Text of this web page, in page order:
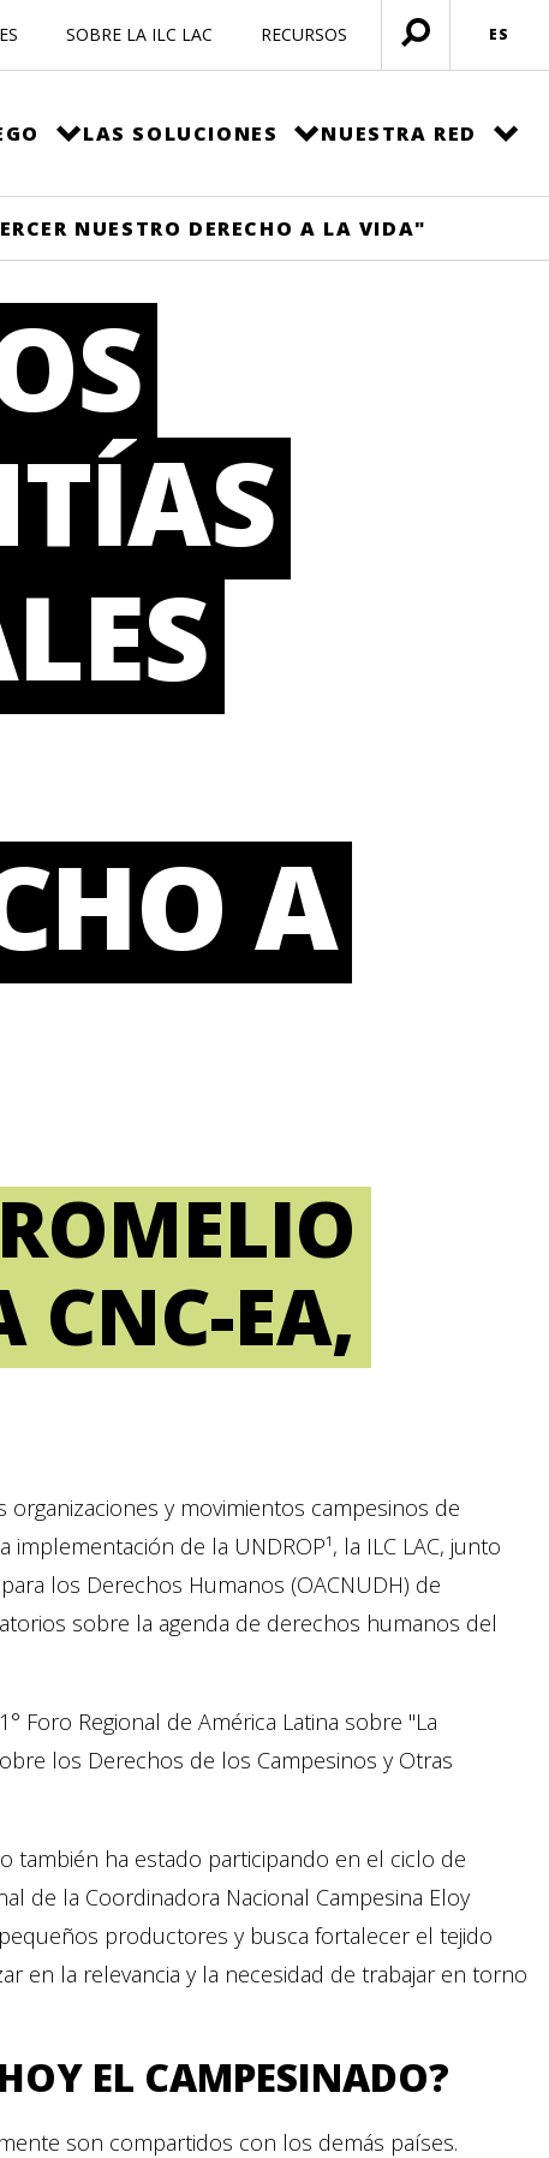
SOBRE LA ILC LAC RECURSOS
Menú
abierto
ES
LAS SOLUCIONES NUESTRA RED
NUESTRO DERECHO A LA VIDA"
A
CNC-EA,
y movimientos campesinos de
de la UNDROP¹, la ILC LAC, junto
los Derechos Humanos (OACNUDH) de
sobre la agenda de derechos humanos del
Foro Regional de América Latina sobre "La
los Derechos de los Campesinos y Otras
también ha estado participando en el ciclo de
de la Coordinadora Nacional Campesina Eloy
productores y busca fortalecer el tejido
en la relevancia y la necesidad de trabajar en torno
EL CAMPESINADO?
son compartidos con los demás países.